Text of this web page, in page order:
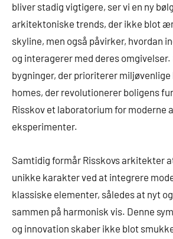
bliver stadig vigtigere, ser vi en ny
arkitektoniske trends, der ikke blot
skyline, men også påvirker, hvordan
og interagerer med deres omgivelser.
bygninger, der prioriterer
homes, der revolutionerer boligens
Risskov et laboratorium for moderne
eksperimenter.
Samtidig formår Risskovs arkitekter
unikke karakter ved at integrere
klassiske elementer, således at nyt
sammen på harmonisk vis. Denne
og innovation skaber ikke blot